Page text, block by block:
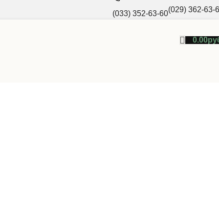
(033) 352-63-60(029) 362-63-
0.00